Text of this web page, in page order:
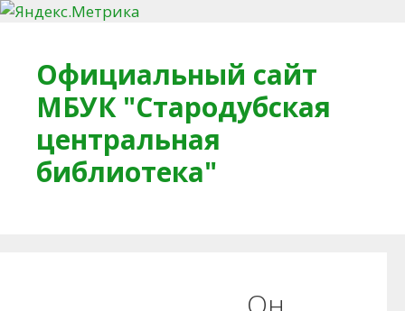
Официальный сайт
МБУК "Стародубская
центральная
библиотека"